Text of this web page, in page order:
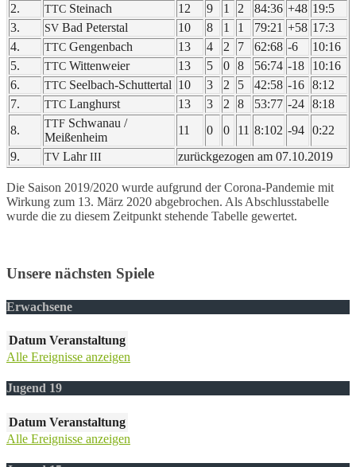
2.
TTC Stein­ach 12 9 1 2 84:36 +48 19:5
3.
SV Bad Peterstal 10 8 1 1 79:21 +58 17:3
4.
TTC Gengen­bach 13 4 2 7 62:68 -6
10:16
5.
TTC Witten­wei­er 13 5 0 8 56:74 -18
10:16
6.
TTC Seel­bach-Schutt­er­tal 10 3 2 5 42:58 -16 8:12
7.
TTC Lang­hurst 13 3 2 8 53:77 -24 8:18
8.
TTF Schwan­au /
Meißenheim
11 0 0 11 8:102 -94 0:22
9.
TV LahrIII zurück­ge­zo­gen am 07.10.2019
Die Saison 2019/2020 wurde aufgrund der Coro­na-Pande­mie mit
Wirkung zum 13. März 2020 abge­bro­chen. Als Abschluss­ta­bel­le
wurde die zu diesem Zeit­punkt stehen­de Tabel­le gewertet.
Unsere nächsten Spiele
Erwachsene
Datum Veranstaltung
Alle Ereignisse anzeigen
Jugend 19
Datum Veranstaltung
Alle Ereignisse anzeigen